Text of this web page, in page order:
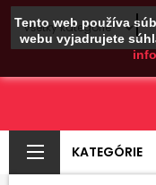
Tento web používa
webu vyjadrujete
KATEGÓRIE